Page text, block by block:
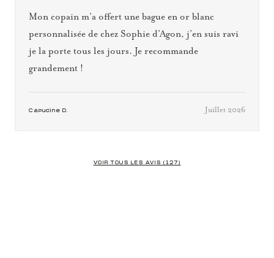
Mon copain m’a offert une bague en or blanc
personnalisée de chez Sophie d’Agon, j’en suis ravi
je la porte tous les jours. Je recommande
grandement !
Capucine D. Juillet 2026
VOIR TOUS LES AVIS (127)